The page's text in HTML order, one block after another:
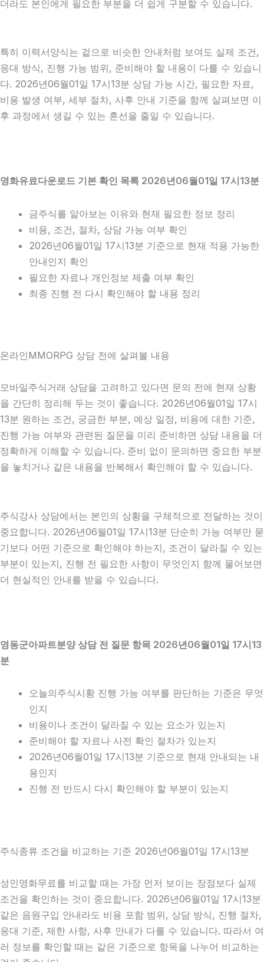
더라도 본인에게 필요한 부분을 더 쉽게 구분할 수 있습니다.
특히 이력서양식는 겉으로 비슷한 안내처럼 보여도 실제 조건,
응대 방식, 진행 가능 범위, 준비해야 할 내용이 다를 수 있습니
다. 2026년06월01일 17시13분 상담 가능 시간, 필요한 자료,
비용 발생 여부, 세부 절차, 사후 안내 기준을 함께 살펴보면 이
후 과정에서 생길 수 있는 혼선을 줄일 수 있습니다.
영화유료다운로드 기본 확인 목록 2026년06월01일 17시13분
금주식를 알아보는 이유와 현재 필요한 정보 정리
비용, 조건, 절차, 상담 가능 여부 확인
2026년06월01일 17시13분 기준으로 현재 적용 가능한
안내인지 확인
필요한 자료나 개인정보 제출 여부 확인
최종 진행 전 다시 확인해야 할 내용 정리
온라인MMORPG 상담 전에 살펴볼 내용
모바일주식거래 상담을 고려하고 있다면 문의 전에 현재 상황
을 간단히 정리해 두는 것이 좋습니다. 2026년06월01일 17시
13분 원하는 조건, 궁금한 부분, 예상 일정, 비용에 대한 기준,
진행 가능 여부와 관련된 질문을 미리 준비하면 상담 내용을 더
정확하게 이해할 수 있습니다. 준비 없이 문의하면 중요한 부분
을 놓치거나 같은 내용을 반복해서 확인해야 할 수 있습니다.
주식강사 상담에서는 본인의 상황을 구체적으로 전달하는 것이
중요합니다. 2026년06월01일 17시13분 단순히 가능 여부만 묻
기보다 어떤 기준으로 확인해야 하는지, 조건이 달라질 수 있는
부분이 있는지, 진행 전 필요한 사항이 무엇인지 함께 물어보면
더 현실적인 안내를 받을 수 있습니다.
영동군아파트분양 상담 전 질문 항목 2026년06월01일 17시13
분
오늘의주식시황 진행 가능 여부를 판단하는 기준은 무엇
인지
비용이나 조건이 달라질 수 있는 요소가 있는지
준비해야 할 자료나 사전 확인 절차가 있는지
2026년06월01일 17시13분 기준으로 현재 안내되는 내
용인지
진행 전 반드시 다시 확인해야 할 부분이 있는지
주식종류 조건을 비교하는 기준 2026년06월01일 17시13분
성인영화무료를 비교할 때는 가장 먼저 보이는 장점보다 실제
조건을 확인하는 것이 중요합니다. 2026년06월01일 17시13분
같은 음원구입 안내라도 비용 포함 범위, 상담 방식, 진행 절차,
응대 기준, 제한 사항, 사후 안내가 다를 수 있습니다. 따라서 여
러 정보를 확인할 때는 같은 기준으로 항목을 나누어 비교하는